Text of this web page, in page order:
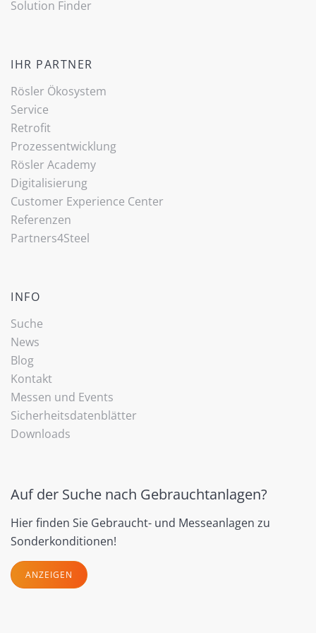
Solution Finder
IHR PARTNER
Rösler Ökosystem
Service
Retrofit
Prozessentwicklung
Rösler Academy
Digitalisierung
Customer Experience Center
Referenzen
Partners4Steel
INFO
Suche
News
Blog
Kontakt
Messen und Events
Sicherheitsdatenblätter
Downloads
Auf der Suche nach Gebrauchtanlagen?
Hier finden Sie Gebraucht- und Messeanlagen zu
Sonderkonditionen!
ANZEIGEN